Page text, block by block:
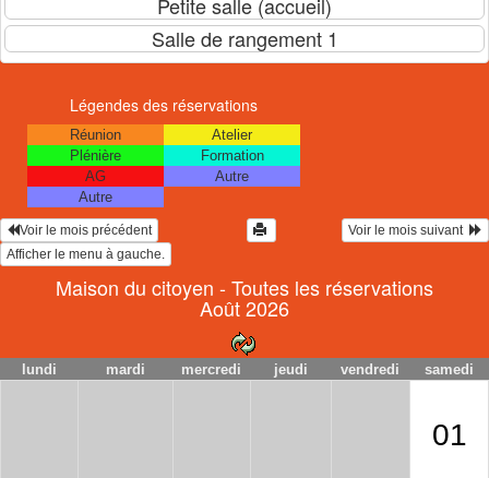
Légendes des réservations
Réunion
Atelier
Plénière
Formation
AG
Autre
Autre
Voir le mois précédent Voir le mois suivant
Maison du citoyen - Toutes les réservations
Août 2026
lundi mardi mercredi jeudi vendredi samedi
01